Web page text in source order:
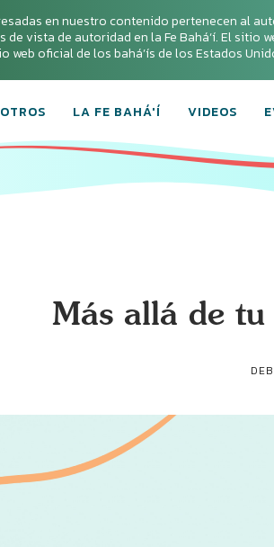
en nuestro contenido pertenecen al
vista de autoridad en la Fe Bahá‘í. El sitio
web oficial de los bahá’ís de los Estados
LA FE BAHÁ'Í VIDEOS
Más allá de